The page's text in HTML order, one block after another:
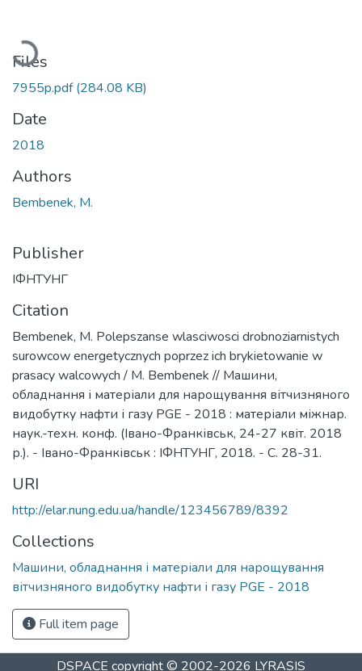
Loading...
Files
7955p.pdf(284.08 KB)
Date
2018
Authors
Bembenek, M.
Publisher
ІФНТУНГ
Citation
Bembenek, M. Polepszanse wlasciwosci drobnoziarnistych
surowcow energetycznych poprzez ich brykietowanie w
prasacy walcowych / M. Bembenek // Машини,
обладнання і матеріали для нарощування вітчизняного
видобутку нафти і газу PGE - 2018 : матеріали міжнар.
наук.-техн. конф. (Івано-Франківськ, 24-27 квіт. 2018
р.). - Івано-Франківськ : ІФНТУНГ, 2018. - С. 28-31.
URI
http://elar.nung.edu.ua/handle/123456789/8392
Collections
Машини, обладнання і матеріали для нарощування
вітчизняного видобутку нафти і газу PGE - 2018
Full item page
DSPACE copyright © 2002-2026 LYRASIS